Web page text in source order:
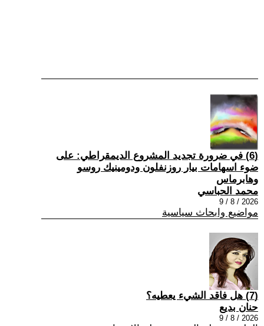
(6) في ضرورة تجديد المشروع الديمقراطي: على
ضوء اسهامات بيار روزنفلون ودومينيك روسو
وهابرماس
محمد الحباسي
2026 / 8 / 9
مواضيع وابحاث سياسية
(7) هل فاقد الشيء يعطيه؟
حنان بديع
2026 / 8 / 9